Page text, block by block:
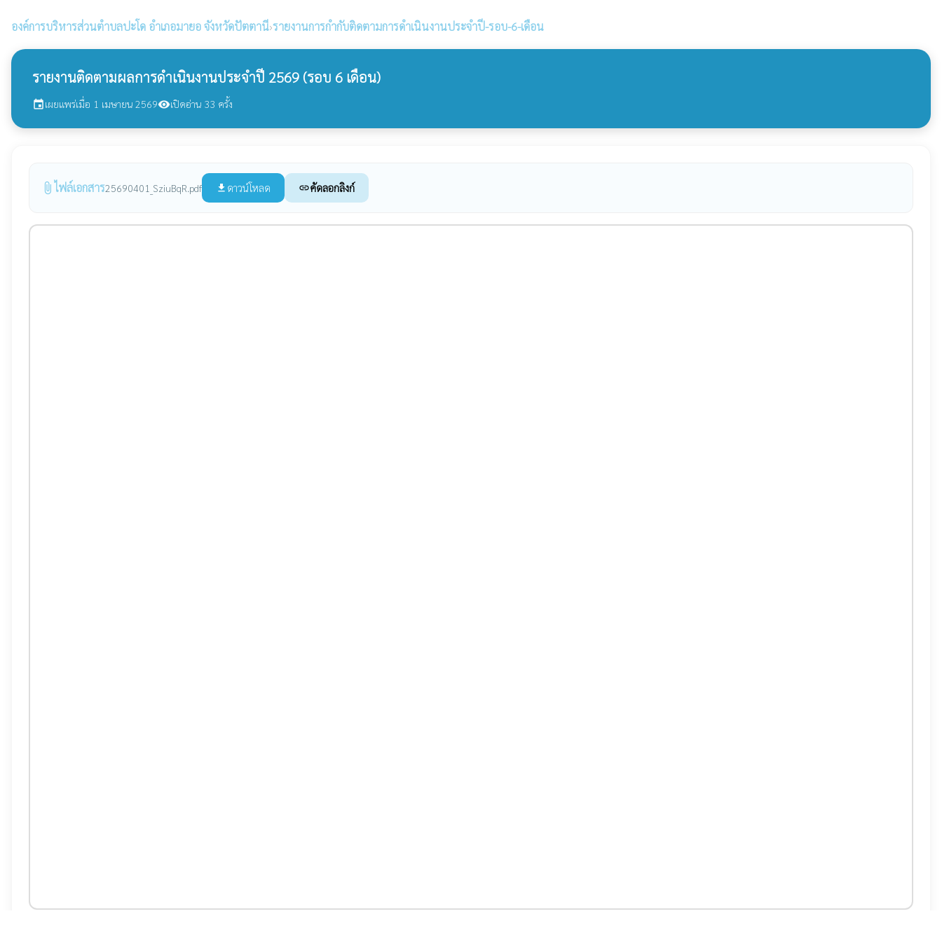
องค์การบริหารส่วนตำบลปะโด อำเภอมายอ จังหวัดปัตตานี›รายงานการกำกับติดตามการดำเนินงานประจำปี-รอบ-6-เดือน
รายงานติดตามผลการดำเนินงานประจำปี 2569 (รอบ 6 เดือน)
eventเผยแพร่เมื่อ 1 เมษายน 2569visibilityเปิดอ่าน 33 ครั้ง
attach_file ไฟล์เอกสาร25690401_SziuBqR.pdf file_download ดาวน์โหลด linkคัดลอกลิงก์